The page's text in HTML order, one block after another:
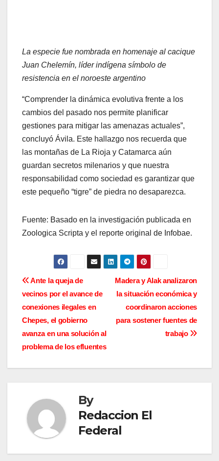
La especie fue nombrada en homenaje al cacique
Juan Chelemín, líder indígena símbolo de
resistencia en el noroeste argentino
“Comprender la dinámica evolutiva frente a los
cambios del pasado nos permite planificar
gestiones para mitigar las amenazas actuales”,
concluyó Ávila. Este hallazgo nos recuerda que
las montañas de La Rioja y Catamarca aún
guardan secretos milenarios y que nuestra
responsabilidad como sociedad es garantizar que
este pequeño “tigre” de piedra no desaparezca.
Fuente: Basado en la investigación publicada en
Zoologica Scripta y el reporte original de Infobae.
N
a
v
e
g
c
Madera y Alak analizaron
la situación económica y
coordinaron acciones
para sostener fuentes de
trabajo
Ante la queja de
vecinos por el avance de
conexiones ilegales en
Chepes, el gobierno
avanza en una solución al
problema de los efluentes
By
Redaccion El
Federal